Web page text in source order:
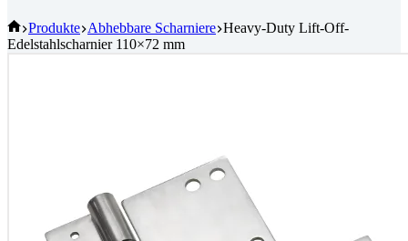
Startseite
Produkte Abhebbare Scharniere Heavy-Duty Lift-Off-
Edelstahlscharnier 110×72 mm